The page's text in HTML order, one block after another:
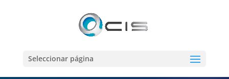
Seleccionar página